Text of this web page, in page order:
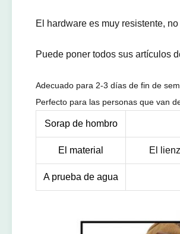
El hardware es muy resistente,
Puede poner todos sus artículos
Adecuado para 2-3 días de fin de
Perfecto para las personas que van
Sorap de hombro
El material El
A prueba de agua